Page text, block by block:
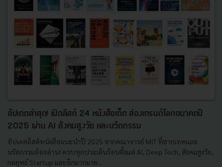
อัปเดตล่าสุด! เปิดลิสต์ 24 หนังสือเด็ด ส่องเทรนด์โลกอนาคตปี
2025 ผ่าน AI สังคมสูงวัย และนวัตกรรม
อัปเดตลิสต์หนังสือแนะนำปี 2025 จากคณาจารย์ MIT ที่สายเทคและ
นวัตกรรมต้องอ่าน! ครบทุกประเด็นร้อนตั้งแต่ AI, Deep Tech, สังคมสูงวัย,
กลยุทธ์ Startup และอีกมากมาย...